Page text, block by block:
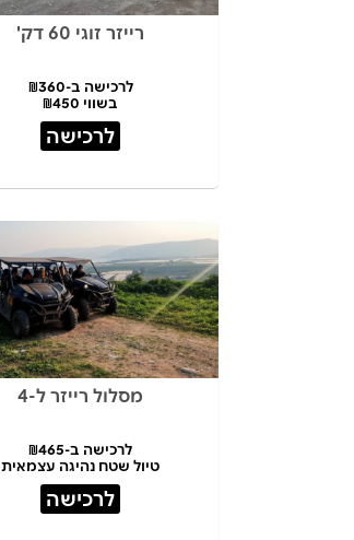
רייזר זוגי 60 דק'
לרכישה ב-₪360
בשווי ₪450
לרכישה
מסלול רייזר ל-4
לרכישה ב-₪465
טיול שטח נהיגה עצמאית
לרכישה